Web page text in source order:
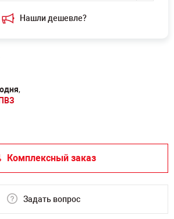
Нашли дешевле?
,
Комплексный заказ
Задать вопрос